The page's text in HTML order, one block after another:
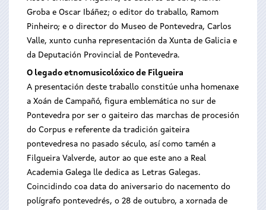
Groba e Oscar Ibáñez; o editor do traballo, Ramom
Pinheiro; e o director do Museo de Pontevedra, Carlos
Valle, xunto cunha representación da Xunta de Galicia e
da Deputación Provincial de Pontevedra.
O legado etnomusicolóxico de Filgueira
A presentación deste traballo constitúe unha homenaxe
a Xoán de Campañó, figura emblemática no sur de
Pontevedra por ser o gaiteiro das marchas de procesión
do Corpus e referente da tradición gaiteira
pontevedresa no pasado século, así como tamén a
Filgueira Valverde, autor ao que este ano a Real
Academia Galega lle dedica as Letras Galegas.
Coincidindo coa data do aniversario do nacemento do
polígrafo pontevedrés, o 28 de outubro, a xornada de